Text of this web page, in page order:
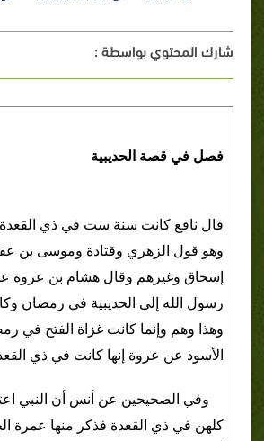
شارك المحتوي بواسطة :
فصل في قصة الحديبية
قال نافع كانت سنة ست في ذي القعدة
وهو قول الزهري وقتادة وموسى بن
إسحاق وغيرهم وقال هشام بن عروة
رسول الله إلى الحديبية في رمضان
وهذا وهم وإنما كانت غزاة الفتح في
الأسود عن عروة إنها كانت في ذي
وفي الصحيحين عن أنس أن النبي
كلهن في ذي القعدة فذكر منها عمرة